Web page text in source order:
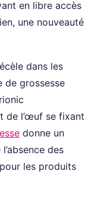
en libre accès
une nouveauté
dans les
de grossesse
de l’œuf se fixant
donne un
des
les produits